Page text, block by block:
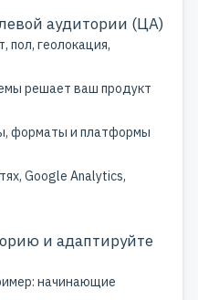
аудитории (ЦА)
пол, геолокация,
решает ваш продукт
форматы и платформы
Google Analytics,
и адаптируйте
начинающие